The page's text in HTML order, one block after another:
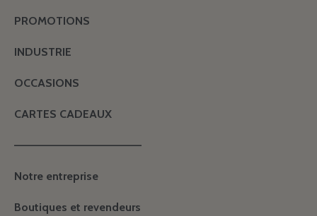
PROMOTIONS
INDUSTRIE
OCCASIONS
CARTES CADEAUX
———————————————
Notre entreprise
Boutiques et revendeurs